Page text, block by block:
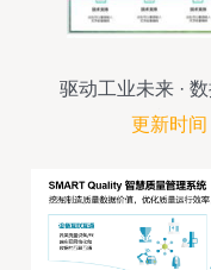
驱动工业未来 ·
数据服务平台
据解决方案，助
题 投资未来，共
欧美极简设计（
更新时